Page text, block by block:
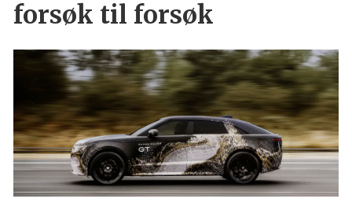
forsøk til forsøk